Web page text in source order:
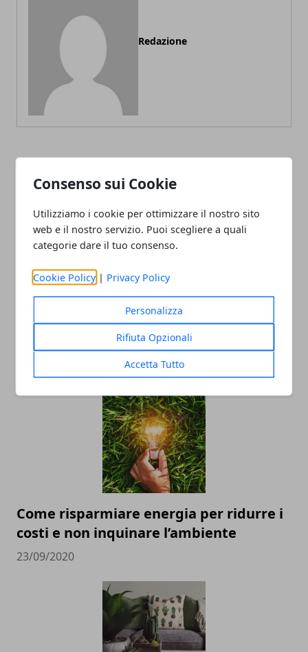
Consenso sui Cookie
Utilizziamo i cookie per ottimizzare il nostro sito
web e il nostro servizio. Puoi scegliere a quali
categorie dare il tuo consenso.
Cookie Policy | Privacy Policy
Personalizza
Rifiuta Opzionali
Accetta Tutto
Redazione
Riscaldamento in casa, come
Come risparmiare energia per ridurre i
costi e non inquinare l’ambiente
23/09/2020